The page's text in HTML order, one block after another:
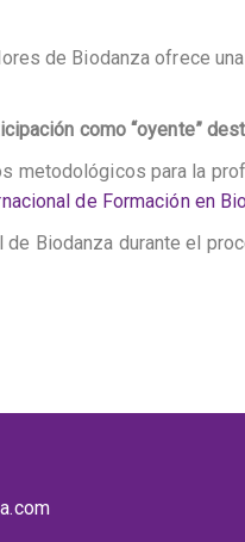
de Biodanza ofrece
como “oyente”
metodológicos para la
de Formación en
Biodanza durante el